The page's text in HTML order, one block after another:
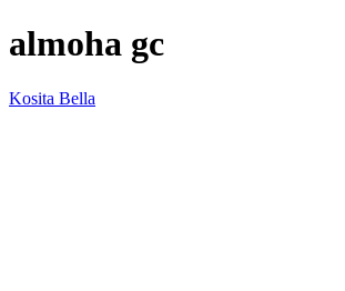
almoha gc
Kosita Bella